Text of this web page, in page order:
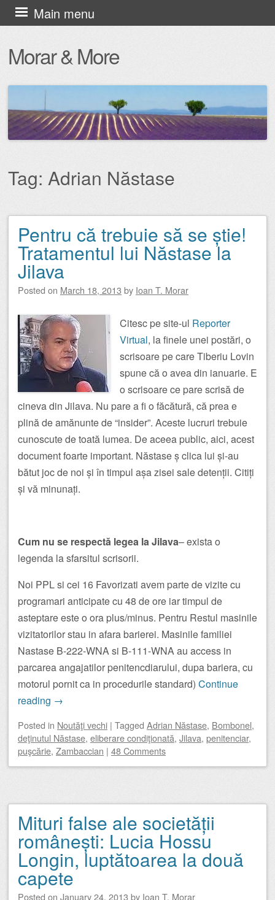
Morar & More
Main menu
Skip
to
content
Tag: Adrian Năstase
Post navigation
Pentru că trebuie să se știe!
Tratamentul lui Năstase la
Jilava
Posted on March 18, 2013 by Ioan T. Morar
Citesc pe site-ul Reporter
Virtual, la finele unei postări, o
scrisoare pe care Tiberiu Lovin
spune că o avea din ianuarie. E
o scrisoare ce pare scrisă de
cineva din Jilava. Nu pare a fi o făcătură, că prea e
plină de amănunte de “insider”. Aceste lucruri trebuie
cunoscute de toată lumea. De aceea public, aici, acest
document foarte important. Năstase ș clica lui și-au
bătut joc de noi și în timpul așa zisei sale detenții. Citiți
și vă minunați.
Cum nu se respectă legea la Jilava– exista o
legenda la sfarsitul scrisorii.
Noi PPL si cei 16 Favorizati avem parte de vizite cu
programari anticipate cu 48 de ore iar timpul de
asteptare este o ora plus/minus. Pentru Restul masinile
vizitatorilor stau in afara barierei. Masinile familiei
Nastase B-222-WNA si B-111-WNA au access in
parcarea angajatilor penitencdiarului, dupa bariera, cu
motorul pornit ca in procedurile standard) Continue
reading →
Posted in Noutăţi vechi | Tagged Adrian Năstase, Bombonel,
deţinutul Năstase, eliberare condiţionată, Jilava, penitenciar,
puşcărie, Zambaccian | 48 Comments
Mituri false ale societății
românești: Lucia Hossu
Longin, luptătoarea la două
capete
Posted on January 24, 2013 by Ioan T. Morar